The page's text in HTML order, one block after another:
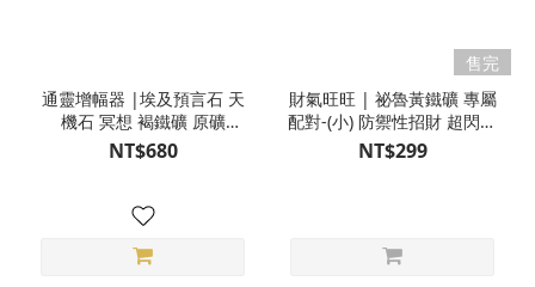
通靈增幅器 |埃及預言石 天
機石 冥想 褐鐵礦 原礦
3CP28-06
NT$680
售完
財氣旺旺 | 祕魯黃鐵礦 專屬
配對-(小) 防禦性招財 超閃亮
原礦 已鑑定 G22CP03008-
30
NT$299